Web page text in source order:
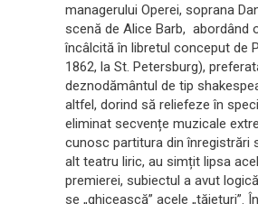
managerului Operei, soprana
scenă de Alice Barb, abordând
încâlcită în libretul conceput de
1862, la St. Petersburg),
deznodământul de tip
altfel, dorind să reliefeze în
eliminat secvențe muzicale
cunosc partitura din înregistrări
alt teatru liric, au simțit lipsa
premierei, subiectul a avut
se „ghicească” acele